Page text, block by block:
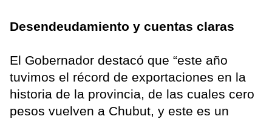
Desendeudamiento y cuentas claras
El Gobernador destacó que “este año
tuvimos el récord de exportaciones en la
historia de la provincia, de las cuales cero
pesos vuelven a Chubut, y este es un